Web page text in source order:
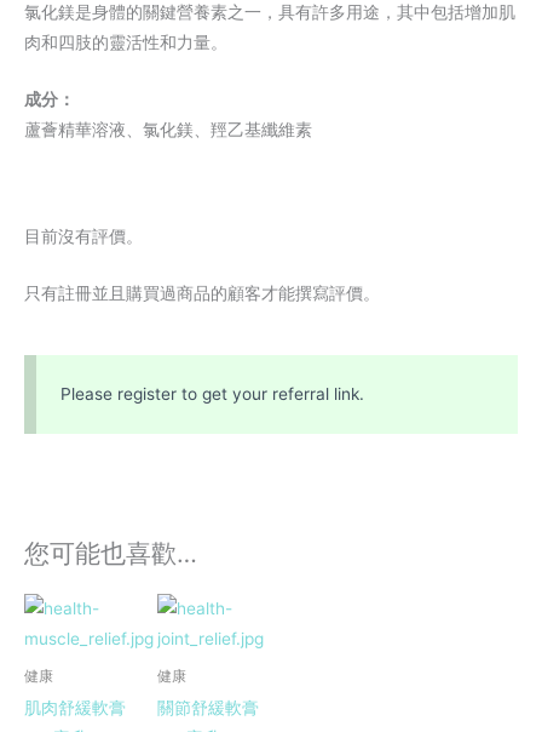
氯化鎂是身體的關鍵營養素之一，具有許多用途，其中包括增加肌
肉和四肢的靈活性和力量。
成分：
蘆薈精華溶液、氯化鎂、羥乙基纖維素
目前沒有評價。
只有註冊並且購買過商品的顧客才能撰寫評價。
Please register to get your referral link.
您可能也喜歡…
健康
肌肉舒緩軟膏
健康
關節舒緩軟膏